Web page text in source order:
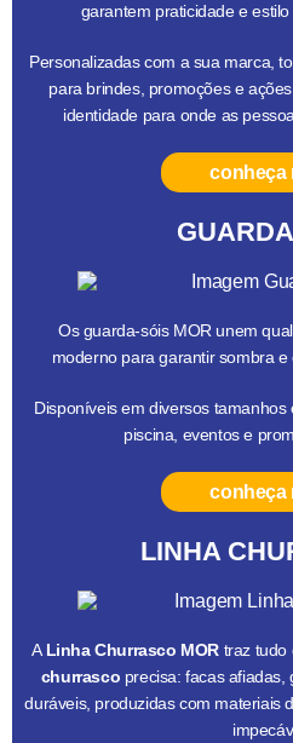
garantem praticidade e
Personalizadas com a sua marca,
para brindes, promoções e
identidade para onde as
conheça
Os guarda-sóis MOR unem
moderno para garantir sombra
Disponíveis em diversos tamanhos
piscina, eventos e
conheça
LINHA
A Linha Churrasco MOR traz tudo
churrasco precisa: facas
duráveis, produzidas com materiais